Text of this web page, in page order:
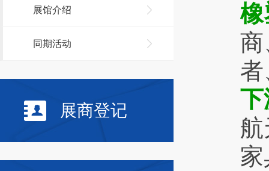
展馆介绍
同期活动
展商登记
橡
商
下